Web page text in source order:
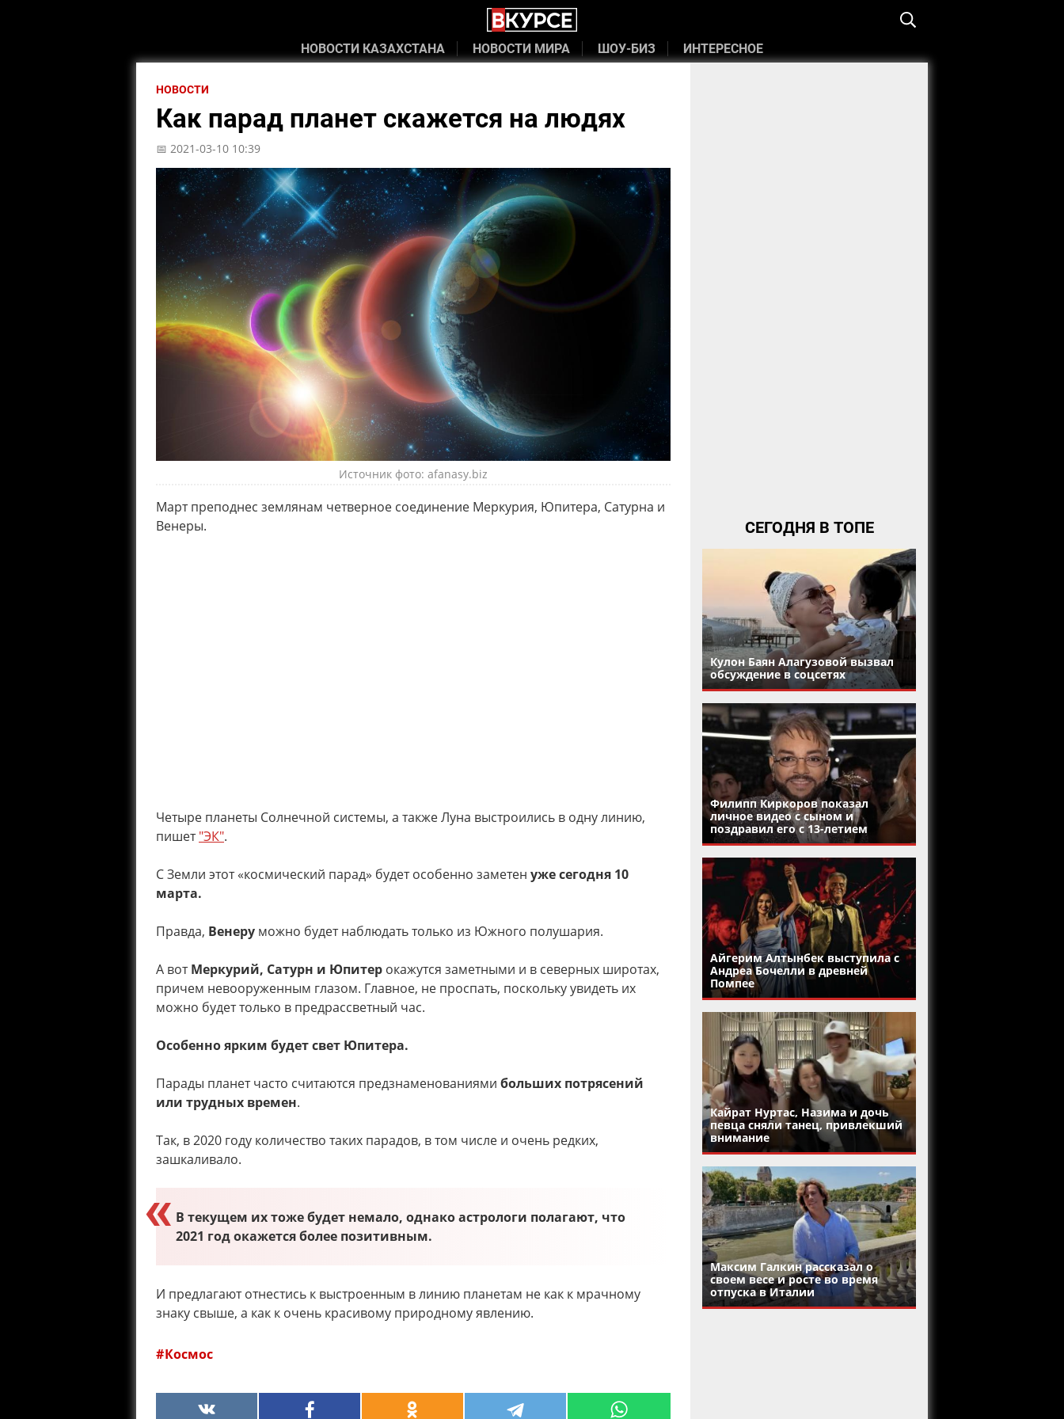
НОВОСТИ КАЗАХСТАНА НОВОСТИ МИРА ШОУ-БИЗ ИНТЕРЕСНОЕ
НОВОСТИ
Как парад планет скажется на людях
📅 2021-03-10 10:39
Источник фото: afanasy.biz
Март преподнес землянам четверное соединение Меркурия, Юпитера, Сатурна и
Венеры.
Четыре планеты Солнечной системы, а также Луна выстроились в одну линию,
пишет"ЭК".
С Земли этот «космический парад» будет особенно заметен уже сегодня 10
марта.
Правда, Венеру можно будет наблюдать только из Южного полушария.
А вотМеркурий, Сатурн и Юпитер окажутся заметными и в северных широтах,
причем невооруженным глазом. Главное, не проспать, поскольку увидеть их
можно будет только в предрассветный час.
Особенно ярким будет свет Юпитера.
Парады планет часто считаются предзнаменованиями больших потрясений
или трудных времен.
Так, в 2020 году количество таких парадов, в том числе и очень редких,
зашкаливало.
В текущем их тоже будет немало, однако астрологи полагают, что
2021 год окажется более позитивным.
И предлагают отнестись к выстроенным в линию планетам не как к мрачному
знаку свыше, а как к очень красивому природному явлению.
Космос
СЕГОДНЯ В ТОПЕ
Кулон Баян Алагузовой вызвал
обсуждение в соцсетях
Филипп Киркоров показал
личное видео с сыном и
поздравил его с 13-летием
Айгерим Алтынбек выступила с
Андреа Бочелли в древней
Помпее
Кайрат Нуртас, Назима и дочь
певца сняли танец, привлекший
внимание
Максим Галкин рассказал о
своем весе и росте во время
отпуска в Италии